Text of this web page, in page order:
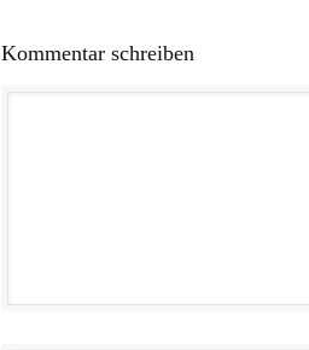
Kommentar schreiben